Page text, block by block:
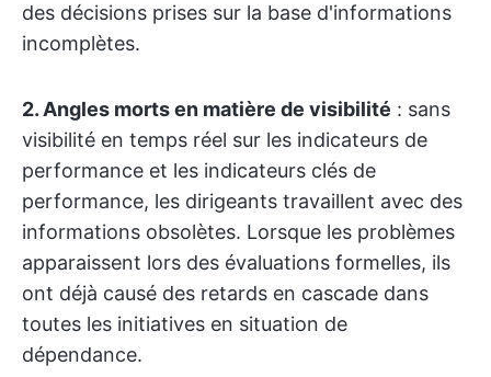
des décisions prises sur la base d'informations
incomplètes.
2. Angles morts en matière de visibilité : sans
visibilité en temps réel sur les indicateurs de
performance et les indicateurs clés de
performance, les dirigeants travaillent avec des
informations obsolètes. Lorsque les problèmes
apparaissent lors des évaluations formelles, ils
ont déjà causé des retards en cascade dans
toutes les initiatives en situation de
dépendance.